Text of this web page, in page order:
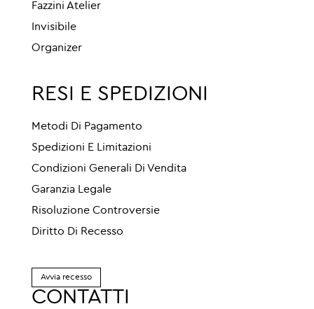
Fazzini Atelier
Invisibile
Organizer
RESI E SPEDIZIONI
Metodi Di Pagamento
Spedizioni E Limitazioni
Condizioni Generali Di Vendita
Garanzia Legale
Risoluzione Controversie
Diritto Di Recesso
Avvia recesso
CONTATTI